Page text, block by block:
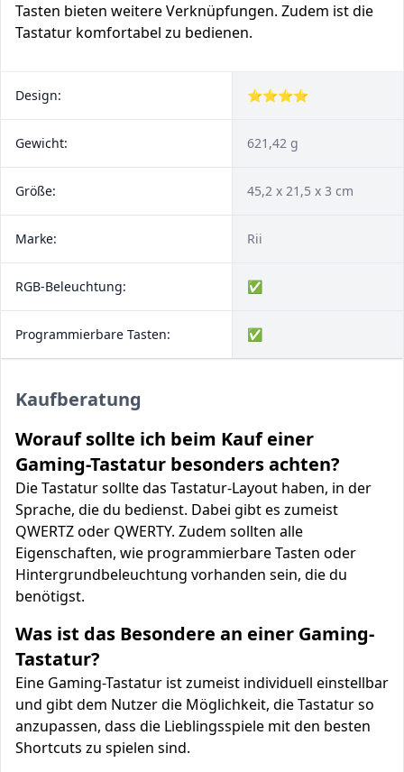
Tasten bieten weitere Verknüpfungen. Zudem ist die
Tastatur komfortabel zu bedienen.
Design: ⭐⭐⭐⭐
Gewicht: 621,42 g
Größe: ‎45,2 x 21,5 x 3 cm
Marke: Rii
RGB-Beleuchtung: ✅
Programmierbare Tasten: ✅
Kaufberatung
Worauf sollte ich beim Kauf einer
Gaming-Tastatur besonders achten?
Die Tastatur sollte das Tastatur-Layout haben, in der
Sprache, die du bedienst. Dabei gibt es zumeist
QWERTZ oder QWERTY. Zudem sollten alle
Eigenschaften, wie programmierbare Tasten oder
Hintergrundbeleuchtung vorhanden sein, die du
benötigst.
Was ist das Besondere an einer Gaming-
Tastatur?
Eine Gaming-Tastatur ist zumeist individuell einstellbar
und gibt dem Nutzer die Möglichkeit, die Tastatur so
anzupassen, dass die Lieblingsspiele mit den besten
Shortcuts zu spielen sind.